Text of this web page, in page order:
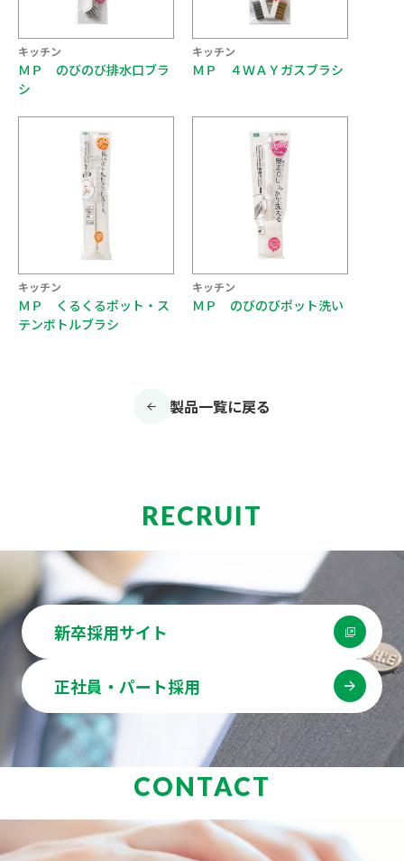
キッチン
ＭＰ のびのび排水口ブラ
シ
キッチン
ＭＰ ４ＷＡＹガスブラシ
キッチン
ＭＰ くるくるポット・ス
テンボトルブラシ
キッチン
ＭＰ のびのびポット洗い
製品一覧に戻る
RECRUIT
新卒採用サイト
正社員・パート採用
CONTACT